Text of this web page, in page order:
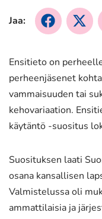
Jaa:
Jaa
Facebookissa
Jaa
X:ssä
Ensitieto on
perheenjäsenet
vammaisuuden tai
kehovariaation.
käytäntö -suositus
Suosituksen laati
osana kansallisen
Valmistelussa oli
ammattilaisia ja